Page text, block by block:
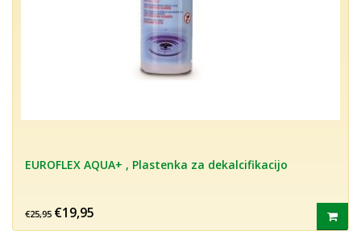
EUROFLEX AQUA+ , Plastenka za dekalcifikacijo
€25,95 €19,95